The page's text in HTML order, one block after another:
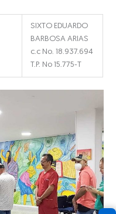
SIXTO EDUARDO
BARBOSA ARIAS
c.c No. 18.937.694
T.P. No 15.775-T